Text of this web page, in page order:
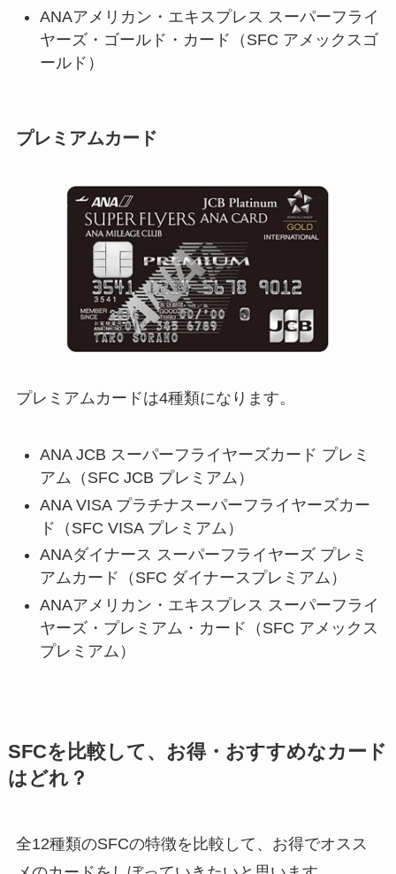
ANAアメリカン・エキスプレス スーパーフライ
ヤーズ・ゴールド・カード（SFC アメックスゴ
ールド）
プレミアムカード
プレミアムカードは4種類になります。
ANA JCB スーパーフライヤーズカード プレミ
アム（SFC JCB プレミアム）
ANA VISA プラチナスーパーフライヤーズカー
ド（SFC VISA プレミアム）
ANAダイナース スーパーフライヤーズ プレミ
アムカード（SFC ダイナースプレミアム）
ANAアメリカン・エキスプレス スーパーフライ
ヤーズ・プレミアム・カード（SFC アメックス
プレミアム）
SFCを比較して、お得・おすすめなカード
はどれ？
全12種類のSFCの特徴を比較して、お得でオスス